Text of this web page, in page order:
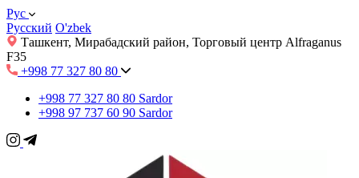
Рус
Русский O'zbek
Ташкент, Мирабадский район, Торговый центр Alfraganus
F35
+998 77 327 80 80
+998 77 327 80 80 Sardor
+998 97 737 60 90 Sardor